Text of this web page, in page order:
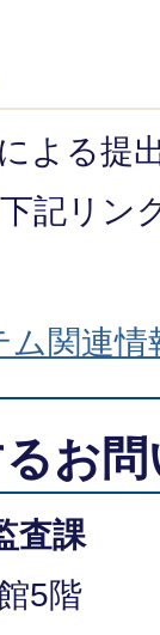
よる提
記リン
ム関連情
お
査課
5階